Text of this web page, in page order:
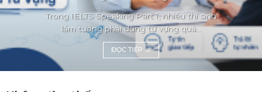
Trong IELTS Speaking Part 1, nhiều thí sinh
lầm tưởng phải dùng từ vựng quá...
ĐỌC TIẾP →